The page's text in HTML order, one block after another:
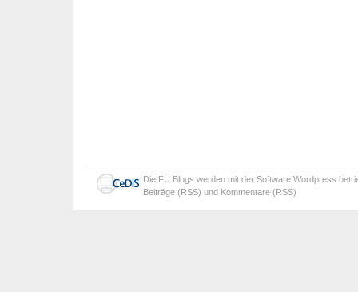
Die FU Blogs werden mit der Software Wordpress
Beiträge (RSS) und Kommentare (RSS)